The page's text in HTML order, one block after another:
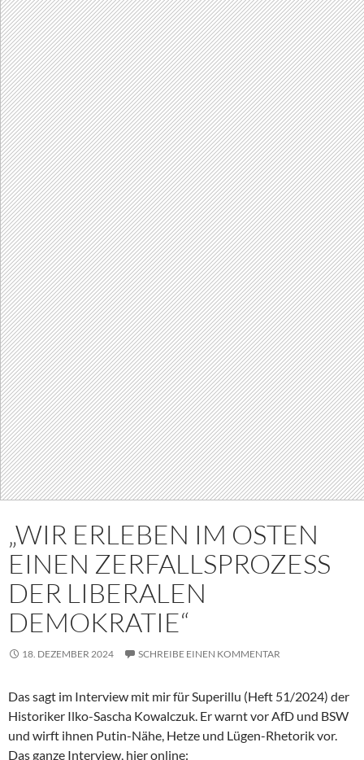
„WIR ERLEBEN IM OSTEN
EINEN ZERFALLSPROZESS
DER LIBERALEN
DEMOKRATIE“
18. DEZEMBER 2024 SCHREIBE EINEN KOMMENTAR
Das sagt im Interview mit mir für Superillu (Heft 51/2024) der
Historiker Ilko-Sascha Kowalczuk. Er warnt vor AfD und BSW
und wirft ihnen Putin-Nähe, Hetze und Lügen-Rhetorik vor.
Das ganze Interview, hier online: